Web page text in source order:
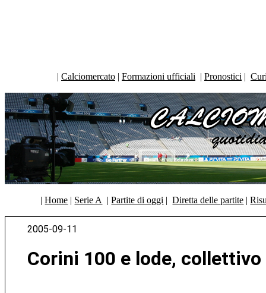
| Calciomercato | Formazioni ufficiali | Pronostici |
|Home | Serie A |Partite di oggi |Diretta delle partite |
2005-09-11
Corini 100 e lode,